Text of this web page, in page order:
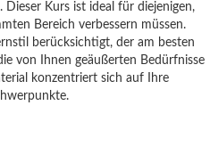
Kurs ist ideal für diejenigen,
Bereich verbessern müssen.
berücksichtigt, der am besten
von Ihnen geäußerten Bedürfnisse
konzentriert sich auf Ihre